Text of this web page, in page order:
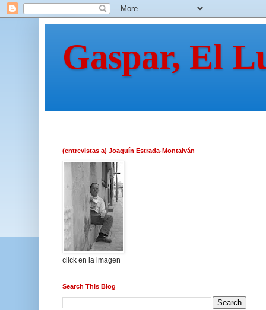
Gaspar, El
(entrevistas a) Joaquín Estrada-Montalván
click en la imagen
Search This Blog